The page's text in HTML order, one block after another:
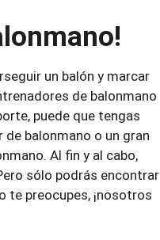
un balón y marcar
de balonmano
puede que tengas
balonmano o un gran
Al fin y al cabo,
sólo podrás encontrar
te preocupes, ¡nosotros